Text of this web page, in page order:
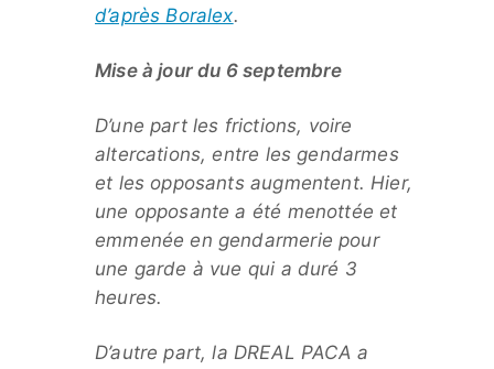
d’après Boralex.
Mise à jour du 6 septembre
D’une part les frictions, voire
altercations, entre les gendarmes
et les opposants augmentent. Hier,
une opposante a été menottée et
emmenée en gendarmerie pour
une garde à vue qui a duré 3
heures.
D’autre part, la DREAL PACA a